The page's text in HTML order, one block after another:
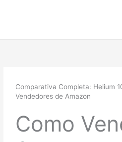
Comparativa Completa: Helium
Vendedores de Amazon
Como